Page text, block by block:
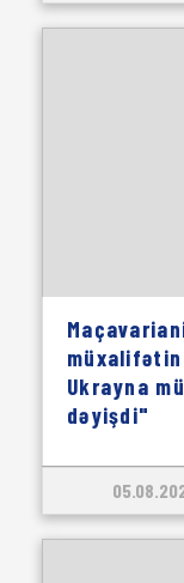
Ukrayna
dəyişdi"